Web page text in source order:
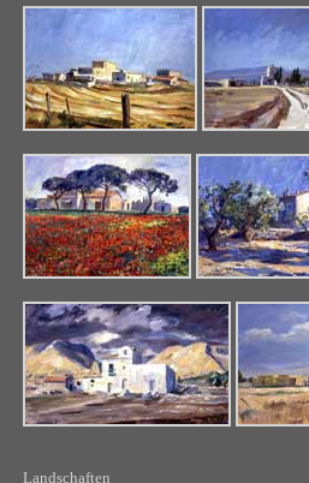
Landschaften